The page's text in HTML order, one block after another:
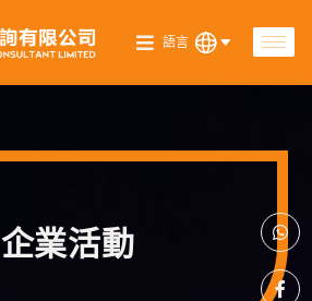
語言
企業活動